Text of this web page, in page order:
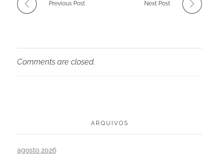
Previous Post Next Post
Comments are closed.
ARQUIVOS
agosto 2026